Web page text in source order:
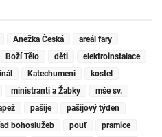
Anežka Česká
areál fary
Boží Tělo děti
elektroinstalace
Katechumeni
kostel
ministranti a Žabky
mše sv.
pašije
pašijový týden
bohoslužeb pouť pramice